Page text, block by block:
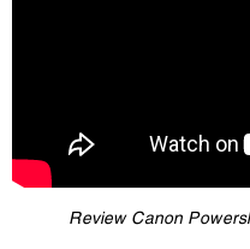
Review Canon